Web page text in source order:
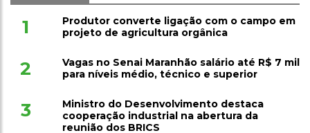
1
Produtor converte ligação com o campo em
projeto de agricultura orgânica
2
Vagas no Senai Maranhão salário até R$ 7 mil
para níveis médio, técnico e superior
3
Ministro do Desenvolvimento destaca
cooperação industrial na abertura da
reunião dos BRICS